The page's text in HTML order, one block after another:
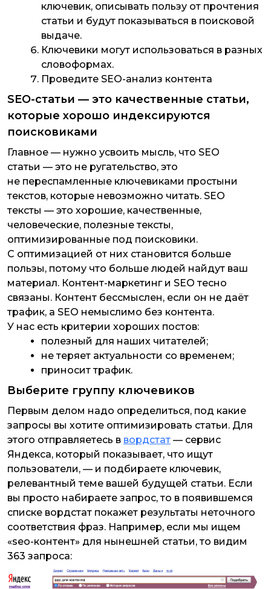
ключевик, описывать пользу от прочтения
статьи и будут показываться в поисковой
выдаче.
Ключевики могут использоваться в разных
словоформах.
Проведите SEO-анализ контента
SEO-статьи — это качественные статьи,
которые хорошо индексируются
поисковиками
Главное — нужно усвоить мысль, что SEO
статьи — это не ругательство, это
не переспамленные ключевиками простыни
текстов, которые невозможно читать. SEO
тексты — это хорошие, качественные,
человеческие, полезные тексты,
оптимизированные под поисковики.
С оптимизацией от них становится больше
пользы, потому что больше людей найдут ваш
материал. Контент-маркетинг и SEO тесно
связаны. Контент бессмыслен, если он не даёт
трафик, а SEO немыслимо без контента.
У нас есть критерии хороших постов:
полезный для наших читателей;
не теряет актуальности со временем;
приносит трафик.
Выберите группу ключевиков
Первым делом надо определиться, под какие
запросы вы хотите оптимизировать статьи. Для
этого отправляетесь в вордстат — сервис
Яндекса, который показывает, что ищут
пользователи, — и подбираете ключевик,
релевантный теме вашей будущей статьи. Если
вы просто набираете запрос, то в появившемся
списке вордстат покажет результаты неточного
соответствия фраз. Например, если мы ищем
«seo-контент» для нынешней статьи, то видим
363 запроса: